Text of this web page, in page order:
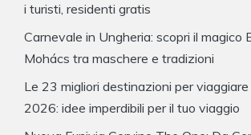
i turisti, residenti gratis
Carnevale in Ungheria: scopri il magico
Mohács tra maschere e tradizioni
Le 23 migliori destinazioni per
2026: idee imperdibili per il tuo viaggio